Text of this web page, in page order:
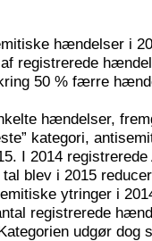
hændelser i
registrerede
50 % færre
hændelser,
kategori,
I 2014
blev i 2015
ytringer i
registrerede
udgør